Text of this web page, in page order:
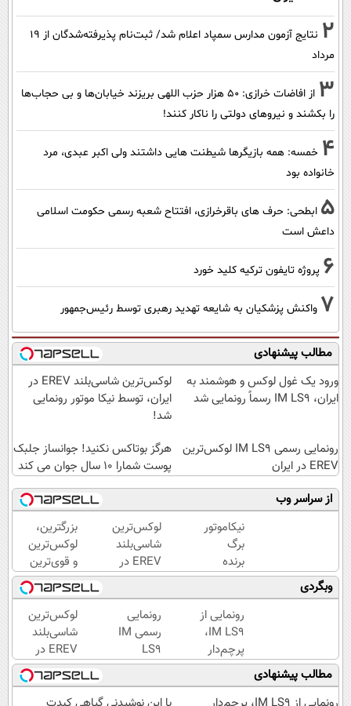
2
نتایج آزمون مدارس سمپاد اعلام شد/ ثبت‌نام پذیرفته‌شدگان از ۱۹
مرداد
3
از افاضات خرازی: ۵۰ هزار حزب اللهی بریزند خیابان‌ها و بی حجاب‌ها
را بکشند و نیرو‌های دولتی را ناکار کنند!
4 خمسه: همه بازیگرها شیطنت هایی داشتند ولی اکبر عبدی، مرد
خانواده بود
5 ابطحی: حرف های باقرخرازی، افتتاح شعبه رسمی حکومت اسلامی
داعش است
6 پروژه تایفون ترکیه کلید خورد
7 واکنش پزشکیان به شایعه تهدید رهبری توسط رئیس‌جمهور
مطالب پیشنهادی
ورود یک غول لوکس و هوشمند به
ایران، IM LS9 رسماً رونمایی شد
لوکس‌ترین شاسی‌بلند EREV در
ایران، توسط نیکا موتور رونمایی
شد!
رونمایی رسمی IM LS9 لوکس‌ترین
EREV در ایران
هرگز بوتاکس نکنید! جوانساز جلبک
پوست شمارا ۱۰ سال جوان می کند
از سراسر وب
نیکاموتور
برگ
برنده
جدیدش
را رو کرد،
IM LS9
رسماً
وارد بازار
ایران شد
لوکس‌ترین
شاسی‌بلند
EREV در
ایران،
توسط نیکا
موتور
رونمایی
شد!
بزرگترین،
لوکس‌ترین
و قوی‌ترین
شاسی بلند
EREV در
در ایران
رونمایی
شد
وبگردی
رونمایی از
IM LS9،
پرچم‌دار
فوق‌لوکس
EREV
وارد بازار
رونمایی
رسمی IM
LS9
لوکس‌ترین
EREV در
ایران
لوکس‌ترین
شاسی‌بلند
EREV در
ایران،
توسط نیکا
موتور
مطالب پیشنهادی